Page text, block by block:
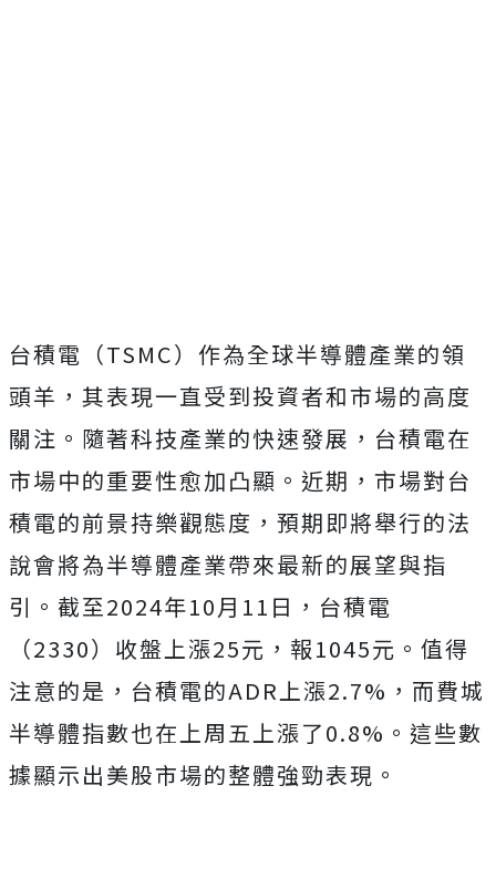
台積電（TSMC）作為全球半導體產業的領
頭羊，其表現一直受到投資者和市場的高度
關注。隨著科技產業的快速發展，台積電在
市場中的重要性愈加凸顯。近期，市場對台
積電的前景持樂觀態度，預期即將舉行的法
說會將為半導體產業帶來最新的展望與指
引。截至2024年10月11日，台積電
（2330）收盤上漲25元，報1045元。值得
注意的是，台積電的ADR上漲2.7%，而費城
半導體指數也在上周五上漲了0.8%。這些數
據顯示出美股市場的整體強勁表現。